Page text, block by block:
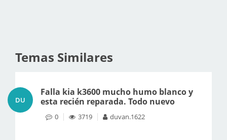
Temas Similares
DU
Falla kia k3600 mucho humo blanco y
esta recién reparada. Todo nuevo
0 3719 duvan.1622